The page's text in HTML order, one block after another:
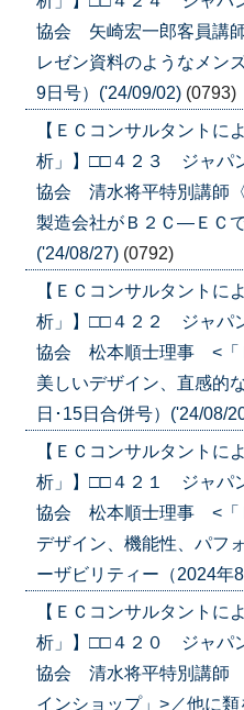
協会 矢崎宏一郎客員
レゼン資料のようなメン
9日号）('24/09/02) (0793)
【ＥＣコンサルタントに
析」】□□４２３ ジャパ
協会 清水将平特別講師
製造会社がＢ２Ｃ―ＥＣ
('24/08/27) (0792)
【ＥＣコンサルタントに
析」】□□４２２ ジャパ
協会 松本順士理事 <
美しいデザイン、直感的
日･15日合併号）('24/08/
【ＥＣコンサルタントに
析」】□□４２１ ジャパ
協会 松本順士理事 <
デザイン、機能性、パフ
ーザビリティー（2024年
【ＥＣコンサルタントに
析」】□□４２０ ジャパ
協会 清水将平特別講師
インショップ」>／他に